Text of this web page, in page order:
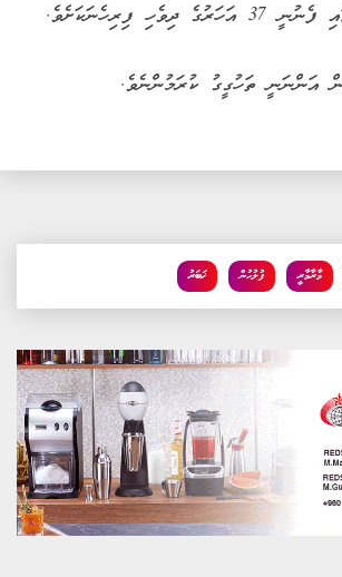
ފިރިހެނަކަށެވެ.
އަންނަނީ ތަހުގީގު ކުރަމުންނެވެ.
ޚަބަރު ފުލުހުން މާރާމާރީ